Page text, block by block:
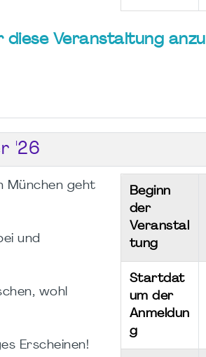
Veranstaltung
'26
München geht
und
wohl
Erscheinen!
Beginn
der
Veranstal
tung
Startdat
um der
Anmeldun
g